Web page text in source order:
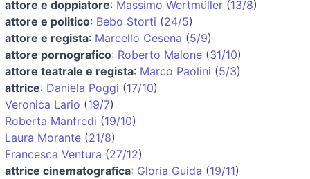
attore e doppiatore: Massimo Wertmüller (13/8)
attore e politico: Bebo Storti (24/5)
attore e regista: Marcello Cesena (5/9)
attore pornografico: Roberto Malone (31/10)
attore teatrale e regista: Marco Paolini (5/3)
attrice: Daniela Poggi (17/10)
Veronica Lario (19/7)
Roberta Manfredi (19/10)
Laura Morante (21/8)
Francesca Ventura (27/12)
attrice cinematografica: Gloria Guida (19/11)